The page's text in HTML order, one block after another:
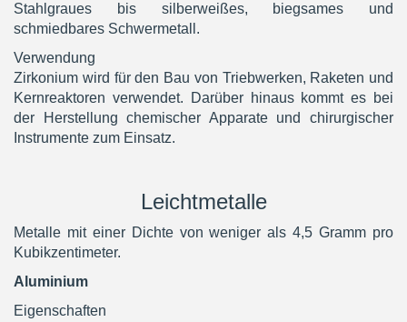
Stahlgraues bis silberweißes, biegsames und
schmiedbares Schwermetall.
Verwendung
Zirkonium wird für den Bau von Triebwerken, Raketen und
Kernreaktoren verwendet. Darüber hinaus kommt es bei
der Herstellung chemischer Apparate und chirurgischer
Instrumente zum Einsatz.
Leichtmetalle
Metalle mit einer Dichte von weniger als 4,5 Gramm pro
Kubikzentimeter.
Aluminium
Eigenschaften